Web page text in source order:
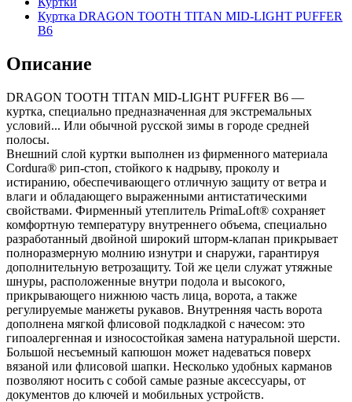
Куртка DRAGON TOOTH TITAN MID-LIGHT PUFFER
B6
Описание
DRAGON TOOTH TITAN MID-LIGHT PUFFER B6 —
куртка, специально предназначенная для экстремальных
условий... Или обычной русской зимы в городе средней
полосы.
Внешний слой куртки выполнен из фирменного материала
Cordura® рип-стоп, стойкого к надрыву, проколу и
истиранию, обеспечивающего отличную защиту от ветра и
влаги и обладающего выраженными антистатическими
свойствами. Фирменный утеплитель PrimaLoft® сохраняет
комфортную температуру внутреннего объема, специально
разработанный двойной широкий шторм-клапан прикрывает
полноразмерную молнию изнутри и снаружи, гарантируя
дополнительную ветрозащиту. Той же цели служат утяжные
шнуры, расположенные внутри подола и высокого,
прикрывающего нижнюю часть лица, ворота, а также
регулируемые манжеты рукавов. Внутренняя часть ворота
дополнена мягкой флисовой подкладкой с начесом: это
гипоалергенная и износостойкая замена натуральной шерсти.
Большой несъемный капюшон может надеваться поверх
вязаной или флисовой шапки. Несколько удобных карманов
позволяют носить с собой самые разные аксессуары, от
документов до ключей и мобильных устройств.